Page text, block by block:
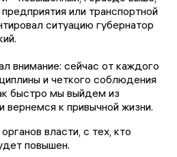
или транспортной
ситуацию губернатор
внимание: сейчас от каждого
и четкого соблюдения
быстро мы выйдем из
вернемся к привычной жизни.
власти, с тех, кто
повышен.